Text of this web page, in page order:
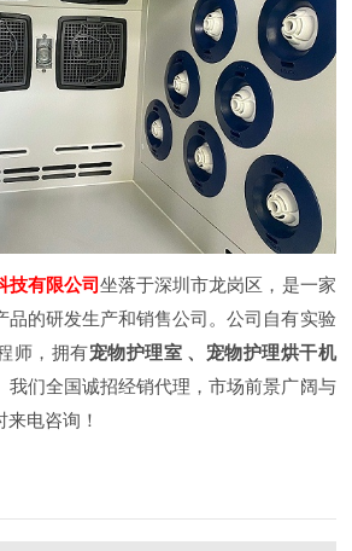
技有限公司坐落于深圳市龙岗区，是一家
品的研发生产和销售公司。公司自有实验
师，拥有宠物护理室 、宠物护理烘干机
我们全国诚招经销代理，市场前景广阔与
电咨询！